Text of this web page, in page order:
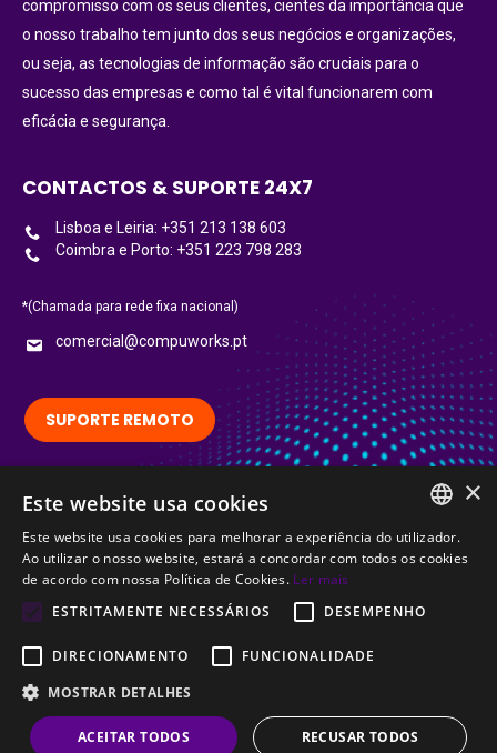
compromisso com os seus clientes, cientes da importância que
o nosso trabalho tem junto dos seus negócios e organizações,
ou seja, as tecnologias de informação são cruciais para o
sucesso das empresas e como tal é vital funcionarem com
eficácia e segurança.
CONTACTOS & SUPORTE 24X7
Lisboa e Leiria: +351 213 138 603
Coimbra e Porto: +351 223 798 283
*(Chamada para rede fixa nacional)
comercial@compuworks.pt
SUPORTE REMOTO
Siga-nos no LinkedIn:
LinkedIn
Certified
© CompuWorks 2002-2026. All rights reserved.
Menu Termos
PORTUGUESE
×
Este website usa cookies
Este website usa cookies para melhorar a experiência do utilizador.
Ao utilizar o nosso website, estará a concordar com todos os cookies
de acordo com nossa Política de Cookies. Ler mais
ESTRITAMENTE NECESSÁRIOS
DESEMPENHO
DIRECIONAMENTO
FUNCIONALIDADE
MOSTRAR DETALHES
ACEITAR TODOS RECUSAR TODOS